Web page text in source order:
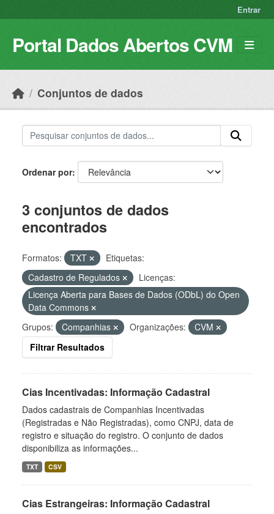
Entrar
Portal Dados Abertos CVM
Conjuntos de dados
Ordenar por
3 conjuntos de dados
encontrados
Formatos: TXT
Etiquetas:
Cadastro de Regulados
Licenças:
Licença Aberta para Bases de Dados (ODbL) do Open
Data Commons
Grupos:
Companhias Organizações:
CVM
Filtrar Resultados
Cias Incentivadas: Informação Cadastral
Dados cadastrais de Companhias Incentivadas
(Registradas e Não Registradas), como CNPJ, data de
registro e situação do registro. O conjunto de dados
disponibiliza as informações...
TXT CSV
Cias Estrangeiras: Informação Cadastral